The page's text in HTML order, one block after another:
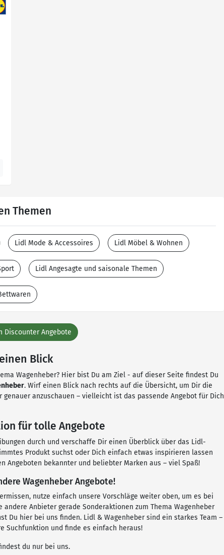
Themen
Lidl Mode & Accessoires Lidl Möbel & Wohnen
Lidl Angesagte und saisonale Themen
Discounter Angebote
Blick
Wagenheber? Hier bist Du am Ziel - auf dieser Seite findest Du
. Wirf einen Blick nach rechts auf die Übersicht, um Dir die
anzuschauen – vielleicht ist das passende Angebot für Dich
für tolle Angebote
durch und verschaffe Dir einen Überblick über das Lidl-
Produkt suchst oder Dich einfach etwas inspirieren lassen
Angeboten bekannter und beliebter Marken aus – viel Spaß!
Wagenheber Angebote!
nutze einfach unsere Vorschläge weiter oben, um es bei
andere Anbieter gerade Sonderaktionen zum Thema Wagenheber
Du hier bei uns finden. Lidl & Wagenheber sind ein starkes Team –
Suchfunktion und finde es einfach heraus!
du nur bei uns.